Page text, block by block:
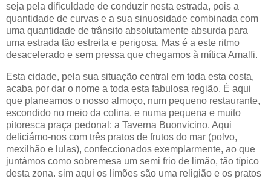
seja pela dificuldade de conduzir nesta estrada, pois a
quantidade de curvas e a sua sinuosidade combinada com
uma quantidade de trânsito absolutamente absurda para
uma estrada tão estreita e perigosa. Mas é a este ritmo
desacelerado e sem pressa que chegamos à mítica Amalfi.
Esta cidade, pela sua situação central em toda esta costa,
acaba por dar o nome a toda esta fabulosa região. É aqui
que planeamos o nosso almoço, num pequeno restaurante,
escondido no meio da colina, e numa pequena e muito
pitoresca praça pedonal: a Taverna Buonvicino. Aqui
deliciámo-nos com três pratos de frutos do mar (polvo,
mexilhão e lulas), confeccionados exemplarmente, ao que
juntámos como sobremesa um semi frio de limão, tão típico
desta zona. sim aqui os limões são uma religião e os pratos